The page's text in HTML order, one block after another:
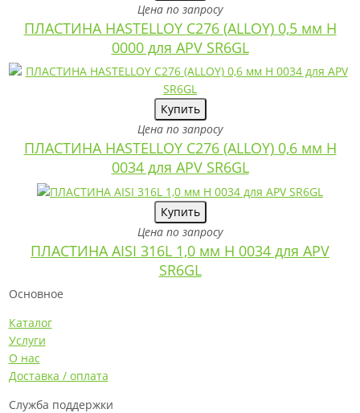
Цена по запросу
ПЛАСТИНА HASTELLOY C276 (ALLOY) 0,5 мм H
0000 для APV SR6GL
Купить
Цена по запросу
ПЛАСТИНА HASTELLOY C276 (ALLOY) 0,6 мм H
0034 для APV SR6GL
Купить
Цена по запросу
ПЛАСТИНА AISI 316L 1,0 мм H 0034 для APV
SR6GL
Основное
Каталог
Услуги
О нас
Доставка / оплата
Служба поддержки